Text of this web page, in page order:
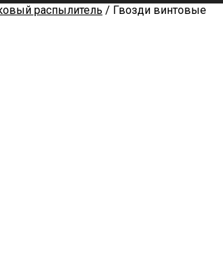
распылитель / Гвозди винтовые